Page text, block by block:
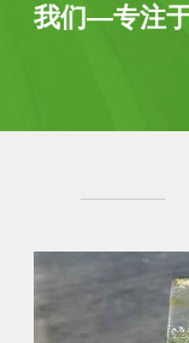
我们—专注